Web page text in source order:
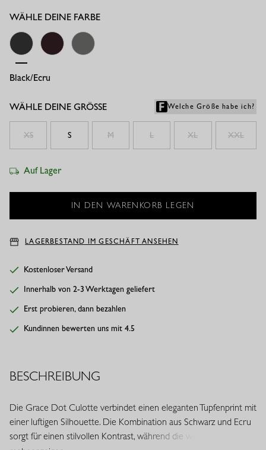
WÄHLE DEINE FARBE
Black/ecru
Espresso/kit
WÄHLE DEINE GRÖSSE Welche Größe habe ich?
XS S M L XL XXL
Auf Lager
LAGERBESTAND IM GESCHÄFT ANSEHEN
Kostenloser Versand
Innerhalb von 2-3 Werktagen geliefert
Erst probieren, dann bezahlen
Kundinnen bewerten uns mit 4.5
BESCHREIBUNG
Die Grace Dot Culotte verbindet einen eleganten Tupfenprint mit
einer luftigen Silhouette. Die Kombination aus Schwarz und Ecru
sorgt für einen stilvollen Kontrast, während die weite Passform